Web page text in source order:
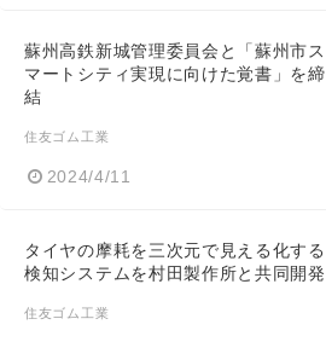
蘇州高鉄新城管理委員会と「蘇州市ス
マートシティ実現に向けた覚書」を締
結
住友ゴム工業
2024/4/11
タイヤの摩耗を三次元で見える化する
検知システムを村田製作所と共同開発
住友ゴム工業